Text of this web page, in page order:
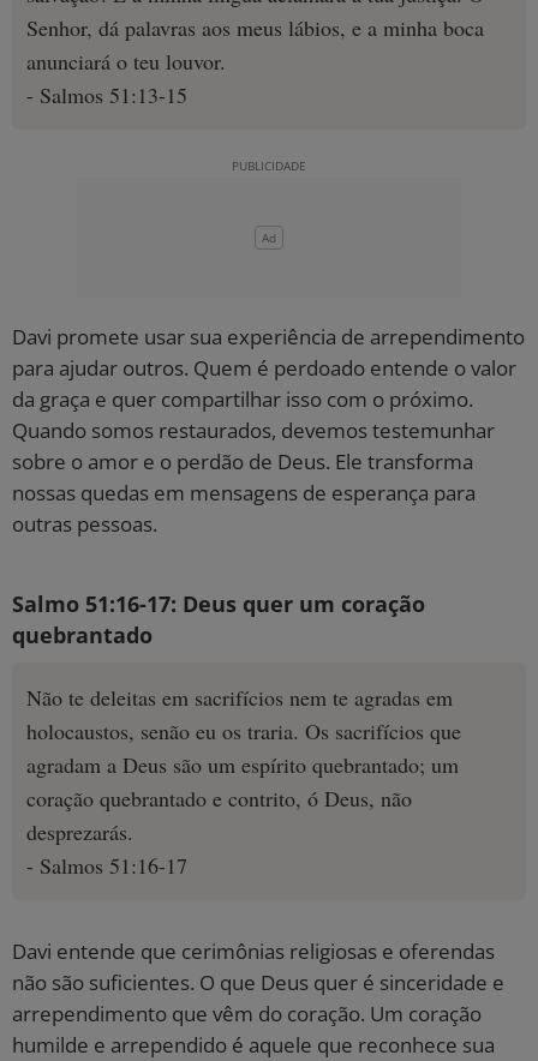
Senhor, dá palavras aos meus lábios, e a minha boca
anunciará o teu louvor.
- Salmos 51:13-15
Davi promete usar sua experiência de arrependimento
para ajudar outros. Quem é perdoado entende o valor
da graça e quer compartilhar isso com o próximo.
Quando somos restaurados, devemos testemunhar
sobre o amor e o perdão de Deus. Ele transforma
nossas quedas em mensagens de esperança para
outras pessoas.
Salmo 51:16-17: Deus quer um coração
quebrantado
Não te deleitas em sacrifícios nem te agradas em
holocaustos, senão eu os traria. Os sacrifícios que
agradam a Deus são um espírito quebrantado; um
coração quebrantado e contrito, ó Deus, não
desprezarás.
- Salmos 51:16-17
Davi entende que cerimônias religiosas e oferendas
não são suficientes. O que Deus quer é sinceridade e
arrependimento que vêm do coração. Um coração
humilde e arrependido é aquele que reconhece sua